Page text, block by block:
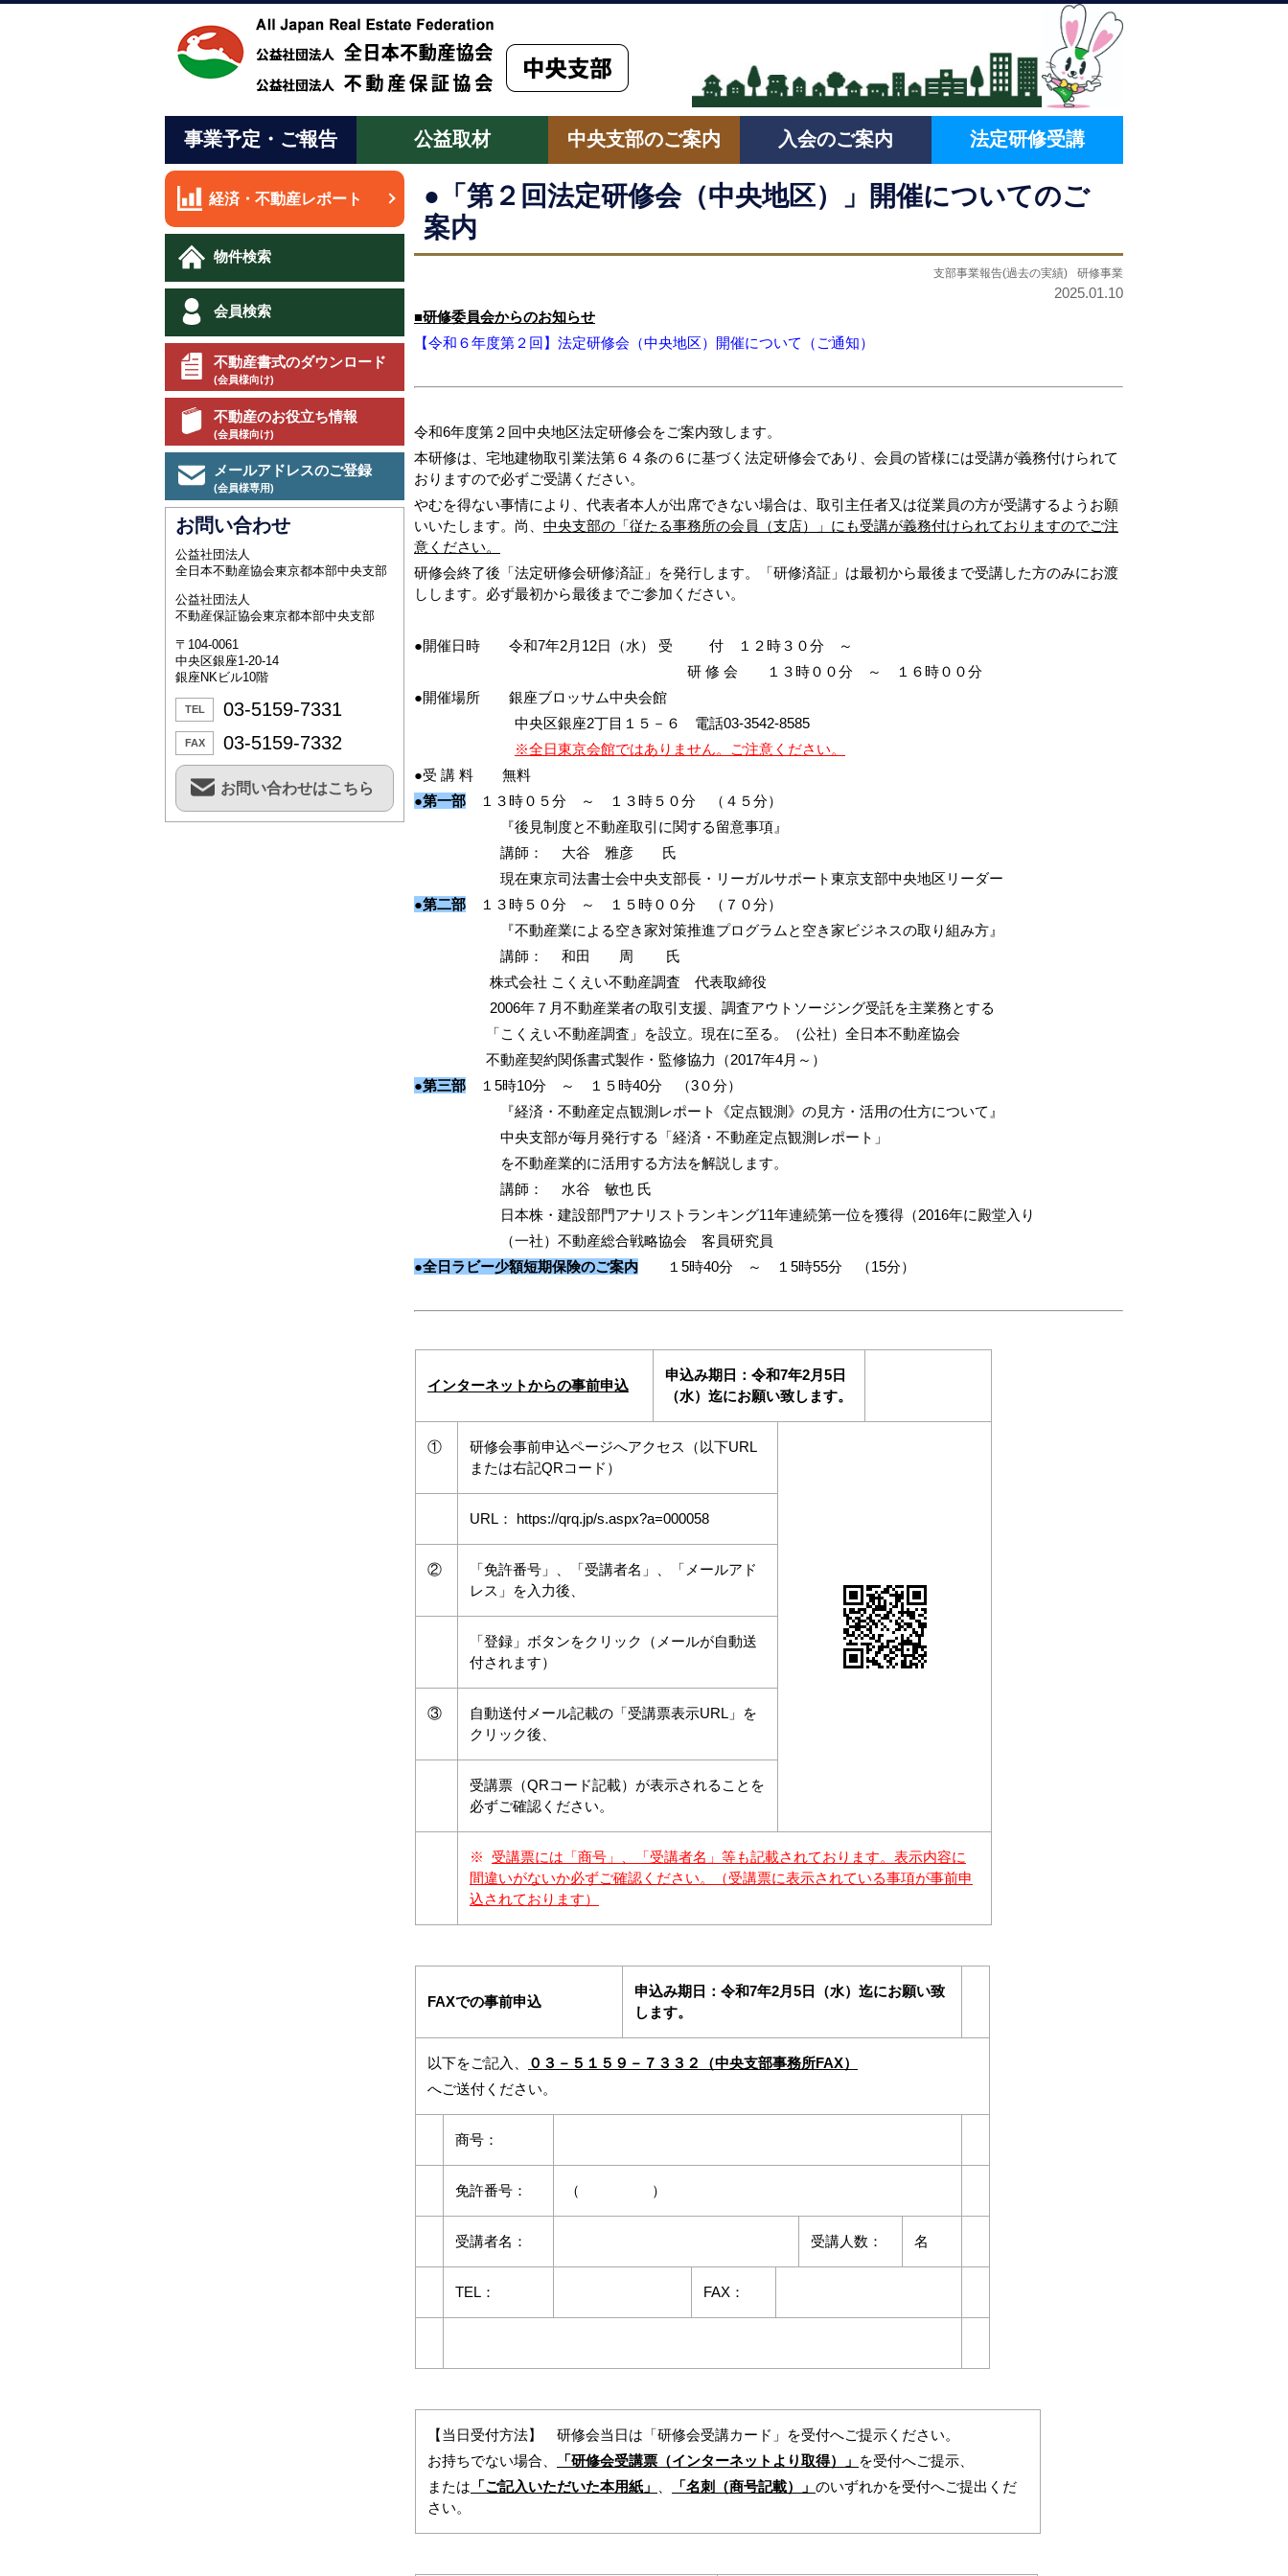
事業予定・ご報告 公益取材 中央支部のご案内 入会のご案内 法定研修受講
経済・不動産レポート
物件検索
会員検索
不動産書式のダウンロード
(会員様向け)
不動産のお役立ち情報
(会員様向け)
メールアドレスのご登録
(会員様専用)
お問い合わせ
公益社団法人
全日本不動産協会東京都本部中央支部
公益社団法人
不動産保証協会東京都本部中央支部
〒104-0061
中央区銀座1-20-14
銀座NKビル10階
TEL 03-5159-7331
FAX 03-5159-7332
お問い合わせはこちら
●「第２回法定研修会（中央地区）」開催についてのご
案内
支部事業報告(過去の実績) 研修事業
2025.01.10
■研修委員会からのお知らせ
【令和６年度第２回】法定研修会（中央地区）開催について（ご通知）
令和6年度第２回中央地区法定研修会をご案内致します。
本研修は、宅地建物取引業法第６４条の６に基づく法定研修会であり、会員の皆様には受講が義務付けられて
おりますので必ずご受講ください。
やむを得ない事情により、代表者本人が出席できない場合は、取引主任者又は従業員の方が受講するようお願
いいたします。尚、 中央支部の「従たる事務所の会員（支店）」にも受講が義務付けられておりますのでご注
意ください。
研修会終了後「法定研修会研修済証」を発行します。「研修済証」は最初から最後まで受講した方のみにお渡
しします。必ず最初から最後までご参加ください。
●開催日時 令和7年2月12日（水） 受 付 １２時３０分 ～
研 修 会 １３時００分 ～ １６時００分
●開催場所 銀座ブロッサム中央会館
中央区銀座2丁目１５－６ 電話03-3542-8585
※全日東京会館ではありません。ご注意ください。
●受 講 料 無料
●第一部 １３時０５分 ～ １３時５０分 （４５分）
『後見制度と不動産取引に関する留意事項』
講師： 大谷 雅彦 氏
現在東京司法書士会中央支部長・リーガルサポート東京支部中央地区リーダー
●第二部 １３時５０分 ～ １５時００分 （７０分）
『不動産業による空き家対策推進プログラムと空き家ビジネスの取り組み方』
講師： 和田 周 氏
株式会社 こくえい不動産調査 代表取締役
2006年７月不動産業者の取引支援、調査アウトソージング受託を主業務とする
「こくえい不動産調査」を設立。現在に至る。（公社）全日本不動産協会
不動産契約関係書式製作・監修協力（2017年4月～）
●第三部
１5時10分 ～ １５時40分 （3０分）
『経済・不動産定点観測レポート《定点観測》の見方・活用の仕方について』
中央支部が毎月発行する「経済・不動産定点観測レポート」
を不動産業的に活用する方法を解説します。
講師： 水谷 敏也 氏
日本株・建設部門アナリストランキング11年連続第一位を獲得（2016年に殿堂入り
（一社）不動産総合戦略協会 客員研究員
●全日ラビー少額短期保険のご案内 １5時40分 ～ １5時55分 （15分）
インターネットからの事前申込
申込み期日：令和7年2月5日
（水）迄にお願い致します。
①
研修会事前申込ページへアクセス（以下URL
または右記QRコード）
URL： https://qrq.jp/s.aspx?a=000058
②
「免許番号」、「受講者名」、「メールアド
レス」を入力後、
「登録」ボタンをクリック（メールが自動送
付されます）
③
自動送付メール記載の「受講票表示URL」を
クリック後、
受講票（QRコード記載）が表示されることを
必ずご確認ください。
※ 受講票には「商号」、「受講者名」等も記載されております。表示内容に
間違いがないか必ずご確認ください。（受講票に表示されている事項が事前申
込されております）
FAXでの事前申込
申込み期日：令和7年2月5日（水）迄にお願い致
します。
以下をご記入、
０３－５１５９－７３３２（中央支部事務所FAX）
へご送付ください。
商号：
免許番号： （ ）
受講者名： 受講人数： 名
TEL： FAX：
【当日受付方法】 研修会当日は「研修会受講カード」を受付へご提示ください。
お持ちでない場合、
「研修会受講票（インターネットより取得）」 を受付へご提示、
または 「ご記入いただいた本用紙」 「名刺（商号記載）」 のいずれかを受付へご提出くだ
さい。